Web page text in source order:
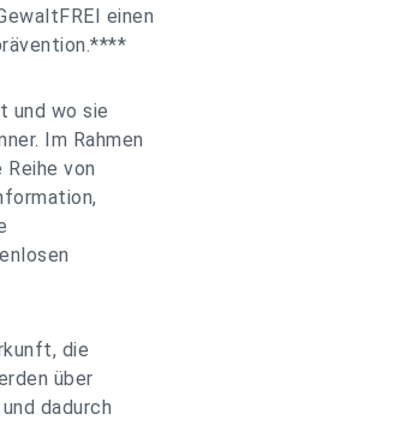
einen
und wo sie
Im Rahmen
von
die
über
dadurch